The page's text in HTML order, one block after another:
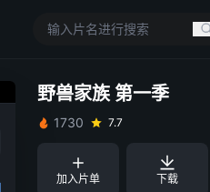
野兽家族 第一季
1730
7.7
加入片单 下载